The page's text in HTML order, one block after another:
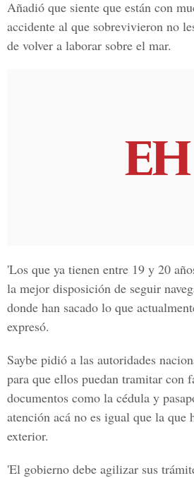
Añadió que siente que están con
accidente al que sobrevivieron no
de volver a laborar sobre el mar.
'Los que ya tienen entre 19 y 20
la mejor disposición de seguir
donde han sacado lo que
expresó.
Saybe pidió a las autoridades
para que ellos puedan tramitar con
documentos como la cédula y
atención acá no es igual que la que
exterior.
'El gobierno debe agilizar sus